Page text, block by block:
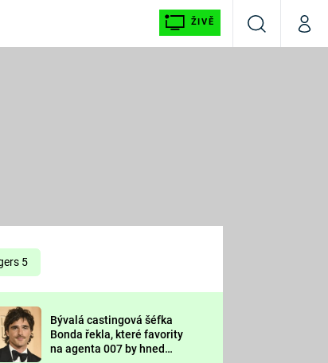
ŽIVĚ
VyhledáváníMůj
Prima LAJK
Sledujte nás
5
Bývalá castingová šéfka
Bonda řekla, které favority
na agenta 007 by hned